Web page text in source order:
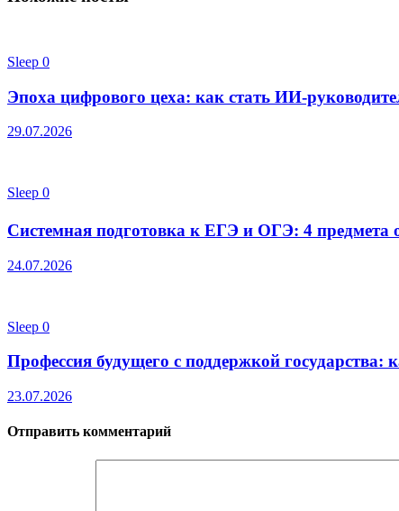
Sleep 0
Эпоха цифрового цеха: как стать ИИ-
29.07.2026
Sleep 0
Системная подготовка к ЕГЭ и ОГЭ: 4 предмета
24.07.2026
Sleep 0
Профессия будущего с поддержкой
23.07.2026
Отправить комментарий